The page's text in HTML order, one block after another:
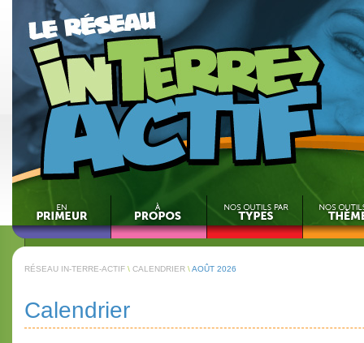
RÉSEAU IN-TERRE-ACTIF \ CALENDRIER \AOÛT 2026
Calendrier